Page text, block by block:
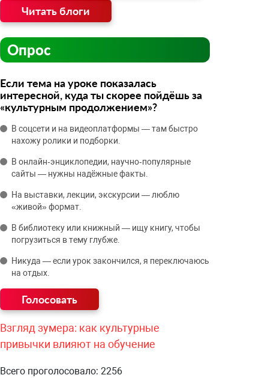
Читать блоги
Опрос
Если тема на уроке показалась
интересной, куда ты скорее пойдёшь за
«культурным продолжением»?
В соцсети и на видеоплатформы — там быстро
нахожу ролики и подборки.
В онлайн‑энциклопедии, научно‑популярные
сайты — нужны надёжные факты.
На выставки, лекции, экскурсии — люблю
«живой» формат.
В библиотеку или книжный — ищу книгу, чтобы
погрузиться в тему глубже.
Никуда — если урок закончился, я переключаюсь
на отдых.
Взгляд зумера: как культурные
привычки влияют на обучение
Всего проголосовало: 2256